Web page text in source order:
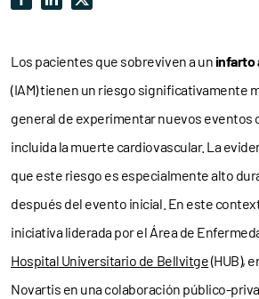
Los pacientes que sobreviven a uninfarto
(IAM) tienen un riesgo significativamente
general de experimentar nuevos eventos
incluida la muerte cardiovascular. La
que este riesgo es especialmente alto
después del evento inicial. En este
iniciativa liderada por el Área de
Hospital Universitario de Bellvitge(HUB),
Novartis en una colaboración público-